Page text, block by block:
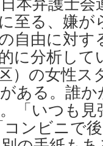
至る、嫌
自由に対す
に分析して
）の女性ス
ある。誰
「いつも
ンビニで